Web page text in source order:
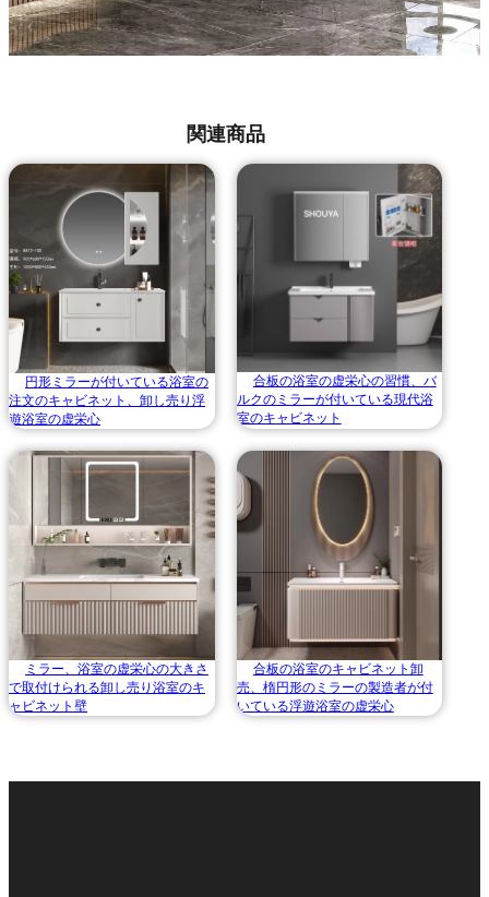
関連商品
円形ミラーが付いている浴室の
注文のキャビネット、卸し売り浮
遊浴室の虚栄心
合板の浴室の虚栄心の習慣、バ
ルクのミラーが付いている現代浴
室のキャビネット
ミラー、浴室の虚栄心の大きさ
で取付けられる卸し売り浴室のキ
ャビネット壁
合板の浴室のキャビネット卸
売、楕円形のミラーの製造者が付
いている浮遊浴室の虚栄心